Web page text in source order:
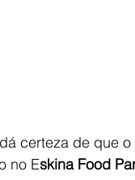
certeza de que o
no Eskina Food